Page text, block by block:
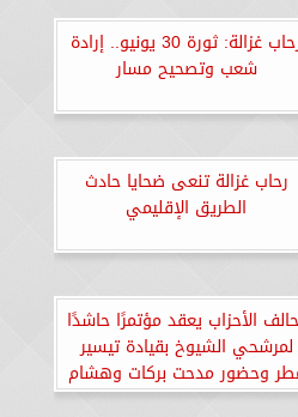
رحاب غزالة: ثورة 30 يونيو.. إرادة
شعب وتصحيح مسار
رحاب غزالة تنعى ضحايا حادث
الطريق الإقليمي
الأحزاب يعقد مؤتمرًا حاشدًا
لمرشحي الشيوخ بقيادة تيسير
وحضور مدحت بركات وهشام
عناني